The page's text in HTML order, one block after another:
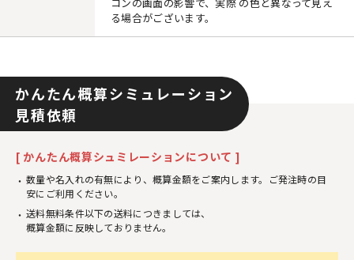
る場合がございます。
かんたん概算シミュレーション
見積依頼
[ かんたん概算シュミレーションについて ]
数量や名入れの有無により、概算金額をご案内します。ご発注時の目
安にご利用ください。
送料無料条件以下の送料につきましては、
概算金額に反映しておりません。